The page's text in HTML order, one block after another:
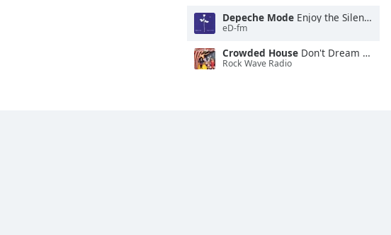
Depeche Mode Enjoy the Silence
eD-fm
Crowded House Don't Dream It's Over
Rock Wave Radio